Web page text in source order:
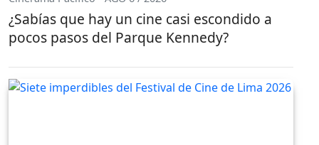
¿Sabías que hay un cine casi escondido a
pocos pasos del Parque Kennedy?